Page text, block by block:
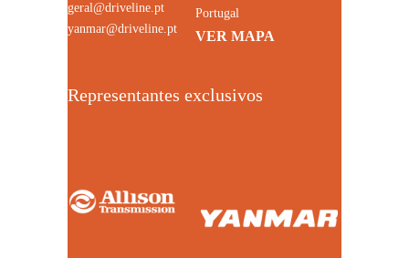
geral@driveline.pt
yanmar@driveline.pt
Portugal
VER MAPA
Representantes exclusivos